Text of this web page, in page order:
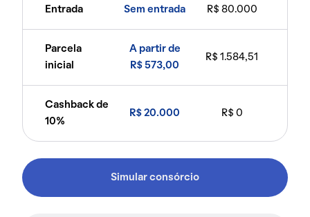
Entrada Sem entrada R$ 80.000
Parcela
inicial
A partir de
R$ 573,00
R$ 1.584,51
Cashback de
10%
R$ 20.000 R$ 0
Simular consórcio